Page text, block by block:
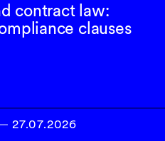
contract law:
clauses
27.07.2026